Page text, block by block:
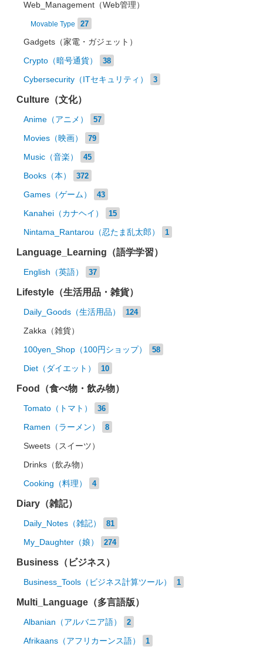
Web_Management（Web管理）
Movable Type 27
Gadgets（家電・ガジェット）
Crypto（暗号通貨） 38
Cybersecurity（ITセキュリティ） 3
Culture（文化）
Anime（アニメ） 57
Movies（映画） 79
Music（音楽） 45
Books（本） 372
Games（ゲーム） 43
Kanahei（カナヘイ） 15
Nintama_Rantarou（忍たま乱太郎） 1
Language_Learning（語学学習）
English（英語） 37
Lifestyle（生活用品・雑貨）
Daily_Goods（生活用品） 124
Zakka（雑貨）
100yen_Shop（100円ショップ） 58
Diet（ダイエット） 10
Food（食べ物・飲み物）
Tomato（トマト） 36
Ramen（ラーメン） 8
Sweets（スイーツ）
Drinks（飲み物）
Cooking（料理） 4
Diary（雑記）
Daily_Notes（雑記） 81
My_Daughter（娘） 274
Business（ビジネス）
Business_Tools（ビジネス計算ツール） 1
Multi_Language（多言語版）
Albanian（アルバニア語） 2
Afrikaans（アフリカーンス語） 1